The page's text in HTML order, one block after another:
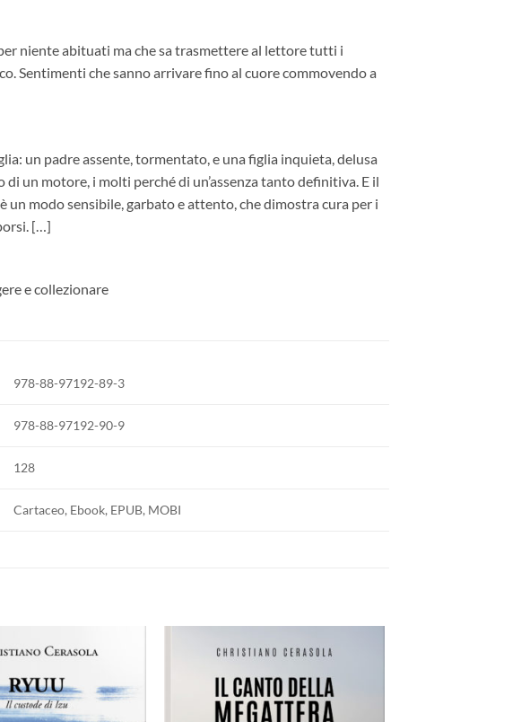
niente abituati ma che sa trasmettere al lettore tutti i
Sentimenti che sanno arrivare fino al cuore commovendo a
un padre assente, tormentato, e una figlia inquieta, delusa
un motore, i molti perché di un’assenza tanto definitiva. E il
modo sensibile, garbato e attento, che dimostra cura per i
[…]
e collezionare
978-88-97192-89-3
978-88-97192-90-9
128
Cartaceo, Ebook, EPUB, MOBI
alla lista
dei
Aggiungi
alla lista
desideri